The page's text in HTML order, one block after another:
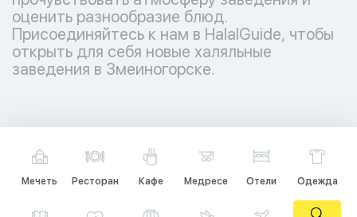
оценить разнообразие блюд.
Присоединяйтесь к нам в HalalGuide, чтобы
открыть для себя новые халяльные
заведения в Змеиногорске.
Мечеть Ресторан Кафе Медресе Отели Одежда